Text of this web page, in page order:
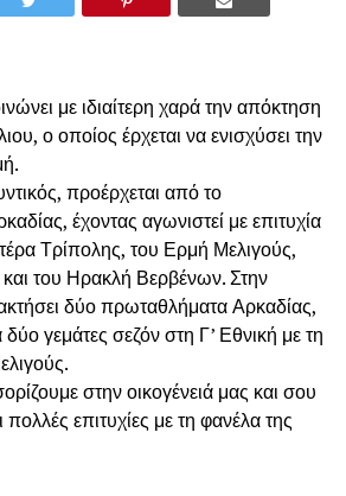
με ιδιαίτερη χαρά την απόκτηση
ο οποίος έρχεται να ενισχύσει την
προέρχεται από το
έχοντας αγωνιστεί με επιτυχία
Τρίπολης, του Ερμή Μελιγούς,
του Ηρακλή Βερβένων. Στην
δύο πρωταθλήματα Αρκαδίας,
γεμάτες σεζόν στη Γ’ Εθνική με τη
στην οικογένειά μας και σου
πολλές επιτυχίες με τη φανέλα της